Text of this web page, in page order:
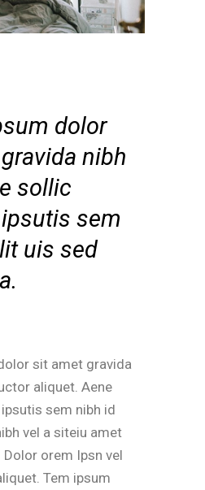
dolor
nibh
sollic
sem
uis sed
sit amet gravida
aliquet. Aene
sem nibh id
vel a siteiu amet
Dolor orem Ipsn vel
Tem ipsum